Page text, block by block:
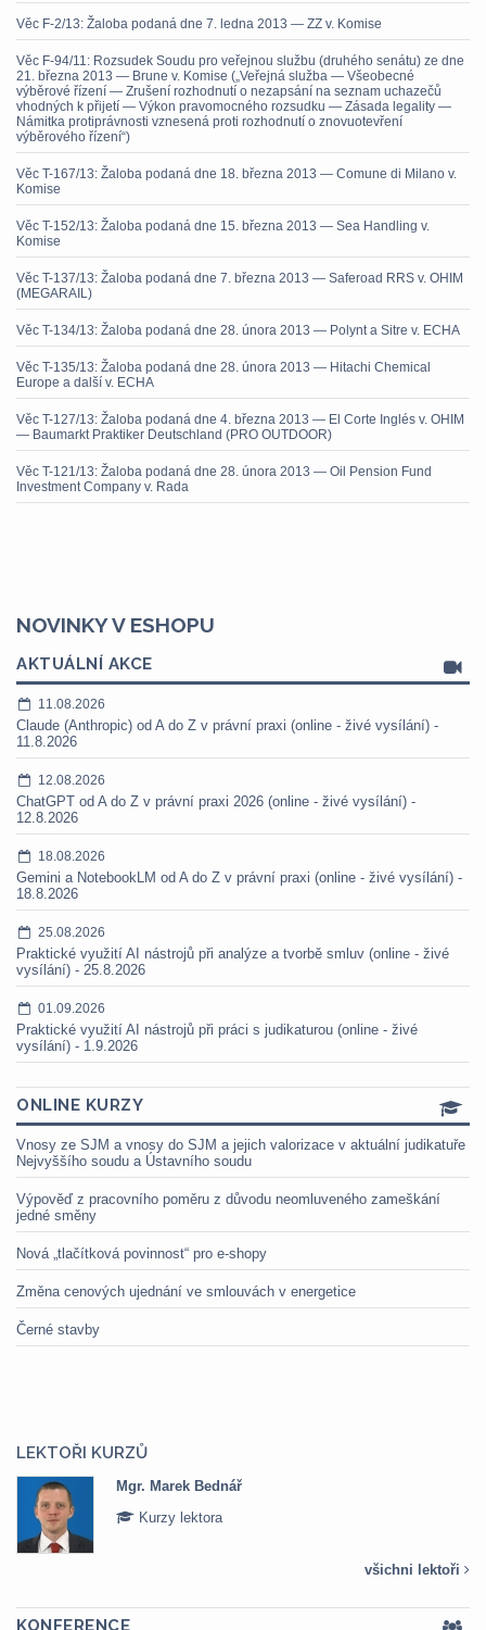
Věc F-2/13: Žaloba podaná dne 7. ledna 2013 — ZZ v. Komise
Věc F-94/11: Rozsudek Soudu pro veřejnou službu (druhého senátu) ze dne
21. března 2013 — Brune v. Komise („Veřejná služba — Všeobecné
výběrové řízení — Zrušení rozhodnutí o nezapsání na seznam uchazečů
vhodných k přijetí — Výkon pravomocného rozsudku — Zásada legality —
Námitka protiprávnosti vznesená proti rozhodnutí o znovuotevření
výběrového řízení“)
Věc T-167/13: Žaloba podaná dne 18. března 2013 — Comune di Milano v.
Komise
Věc T-152/13: Žaloba podaná dne 15. března 2013 — Sea Handling v.
Komise
Věc T-137/13: Žaloba podaná dne 7. března 2013 — Saferoad RRS v. OHIM
(MEGARAIL)
Věc T-134/13: Žaloba podaná dne 28. února 2013 — Polynt a Sitre v. ECHA
Věc T-135/13: Žaloba podaná dne 28. února 2013 — Hitachi Chemical
Europe a další v. ECHA
Věc T-127/13: Žaloba podaná dne 4. března 2013 — El Corte Inglés v. OHIM
— Baumarkt Praktiker Deutschland (PRO OUTDOOR)
Věc T-121/13: Žaloba podaná dne 28. února 2013 — Oil Pension Fund
Investment Company v. Rada
NOVINKY V ESHOPU
AKTUÁLNÍ AKCE
11.08.2026
Claude (Anthropic) od A do Z v právní praxi (online - živé vysílání) -
11.8.2026
12.08.2026
ChatGPT od A do Z v právní praxi 2026 (online - živé vysílání) -
12.8.2026
18.08.2026
Gemini a NotebookLM od A do Z v právní praxi (online - živé vysílání) -
18.8.2026
25.08.2026
Praktické využití AI nástrojů při analýze a tvorbě smluv (online - živé
vysílání) - 25.8.2026
01.09.2026
Praktické využití AI nástrojů při práci s judikaturou (online - živé
vysílání) - 1.9.2026
ONLINE KURZY
Vnosy ze SJM a vnosy do SJM a jejich valorizace v aktuální judikatuře
Nejvyššího soudu a Ústavního soudu
Výpověď z pracovního poměru z důvodu neomluveného zameškání
jedné směny
Nová „tlačítková povinnost“ pro e-shopy
Změna cenových ujednání ve smlouvách v energetice
Černé stavby
LEKTOŘI KURZŮ
Mgr. Marek Bednář
Kurzy lektora
všichni lektoři
KONFERENCE